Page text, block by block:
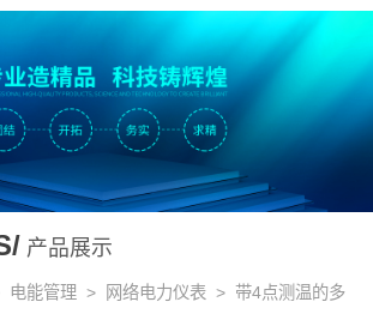
产品展示
电能管理 > 网络电力仪表 > 带4点测温的多